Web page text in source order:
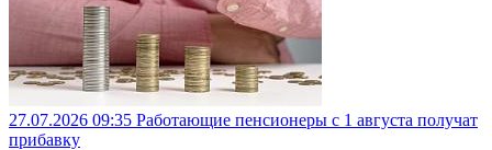
27.07.2026 09:35 Работающие пенсионеры с 1 августа получат
прибавку